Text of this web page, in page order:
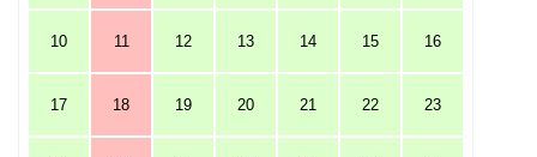
10 11 12 13 14 15 16
17 18 19 20 21 22 23